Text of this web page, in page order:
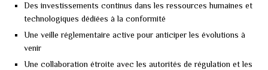
Des investissements continus dans les ressources humaines et
technologiques dédiées à la conformité
Une veille réglementaire active pour anticiper les évolutions à
venir
Une collaboration étroite avec les autorités de régulation et les